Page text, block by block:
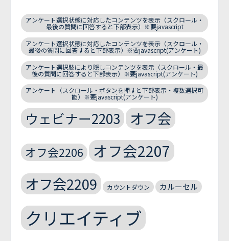
アンケート選択状態に対応したコンテンツを表示（スクロール・
最後の質問に回答すると下部表示）※要javascript
アンケート選択状態に対応したコンテンツを表示（スクロール・
最後の質問に回答すると下部表示）※要javascript(アンケート)
アンケート選択肢により隠しコンテンツを表示（スクロール・最
後の質問に回答すると下部表示）※要javascript(アンケート)
アンケート（スクロール・ボタンを押すと下部表示・複数選択可
能）※要javascript(アンケート)
ウェビナー2203 オフ会
オフ会2206 オフ会2207
オフ会2209 カウントダウン カルーセル
クリエイティブ